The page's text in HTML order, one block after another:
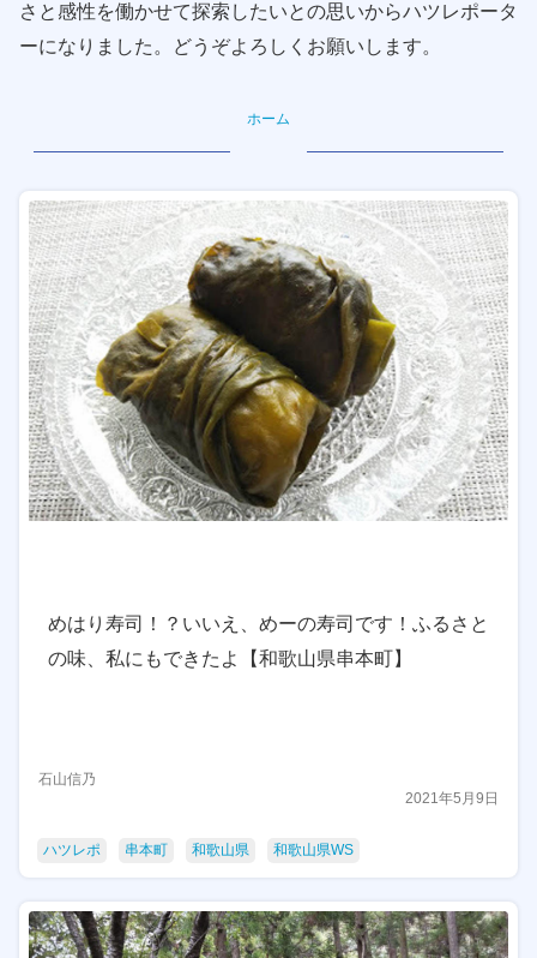
さと感性を働かせて探索したいとの思いからハツレポータ
ーになりました。どうぞよろしくお願いします。
ホーム
めはり寿司！？いいえ、めーの寿司です！ふるさと
の味、私にもできたよ【和歌山県串本町】
石山信乃
2021年5月9日
ハツレポ 串本町 和歌山県 和歌山県WS